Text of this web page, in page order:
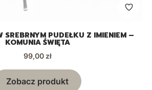
SREBRNYM PUDEŁKU Z IMIENIEM –
KOMUNIA ŚWIĘTA
Cena
99,00 zł
Zobacz produkt